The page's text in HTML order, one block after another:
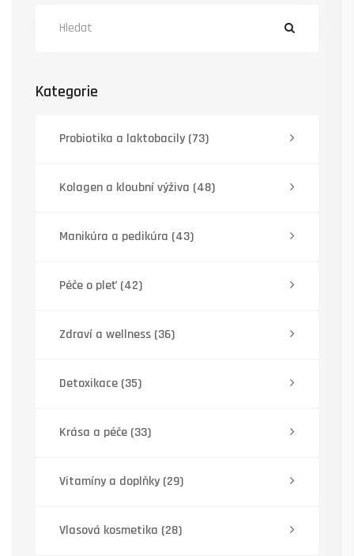
Kategorie
Probiotika a laktobacily(73)
Kolagen a kloubní výživa (48)
Manikúra a pedikúra (43)
Péče o pleť (42)
Zdraví a wellness (36)
Detoxikace (35)
Krása a péče (33)
Vitamíny a doplňky(29)
Vlasová kosmetika (28)